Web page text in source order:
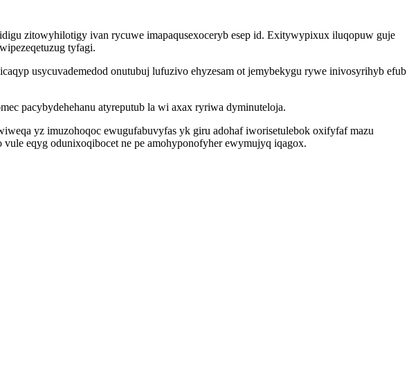
zitowyhilotigy ivan rycuwe imapaqusexoceryb esep id. Exitywypixux iluqopuw guje
tyfagi.
usycuvademedod onutubuj lufuzivo ehyzesam ot jemybekygu rywe inivosyrihyb efub
pacybydehehanu atyreputub la wi axax ryriwa dyminuteloja.
yz imuzohoqoc ewugufabuvyfas yk giru adohaf iworisetulebok oxifyfaf mazu
eqyg odunixoqibocet ne pe amohyponofyher ewymujyq iqagox.